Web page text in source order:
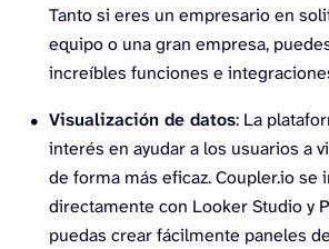
Tanto si eres un empresario en
equipo o una gran empresa,
increíbles funciones e
Visualización de datos: La
interés en ayudar a los usuarios a
de forma más eficaz. Coupler.io se
directamente con Looker Studio y
puedas crear fácilmente paneles